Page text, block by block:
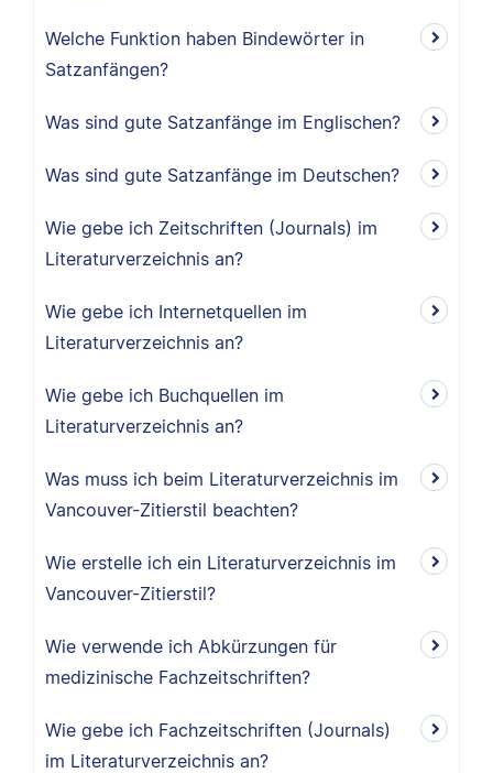
Welche Funktion haben Bindewörter in
Satzanfängen?
Was sind gute Satzanfänge im Englischen?
Was sind gute Satzanfänge im Deutschen?
Wie gebe ich Zeitschriften (Journals) im
Literaturverzeichnis an?
Wie gebe ich Internetquellen im
Literaturverzeichnis an?
Wie gebe ich Buchquellen im
Literaturverzeichnis an?
Was muss ich beim Literaturverzeichnis im
Vancouver-Zitierstil beachten?
Wie erstelle ich ein Literaturverzeichnis im
Vancouver-Zitierstil?
Wie verwende ich Abkürzungen für
medizinische Fachzeitschriften?
Wie gebe ich Fachzeitschriften (Journals)
im Literaturverzeichnis an?